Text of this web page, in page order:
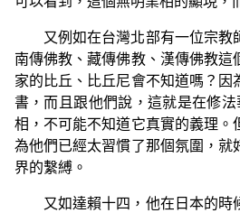
又例如在台灣北部有一位宗
南傳佛教、藏傳佛教、漢傳佛教
家的比丘、比丘尼會不知道嗎？
書，而且跟他們說，這就是在修
相，不可能不知道它真實的義理
為他們已經太習慣了那個氛圍，
界的繫縛。
又如達賴十四，他在日本的